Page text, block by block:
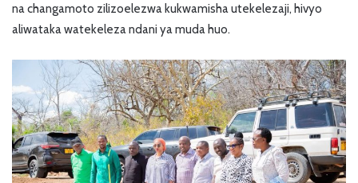
na changamoto zilizoelezwa kukwamisha utekelezaji, hivyo
aliwataka watekeleza ndani ya muda huo.